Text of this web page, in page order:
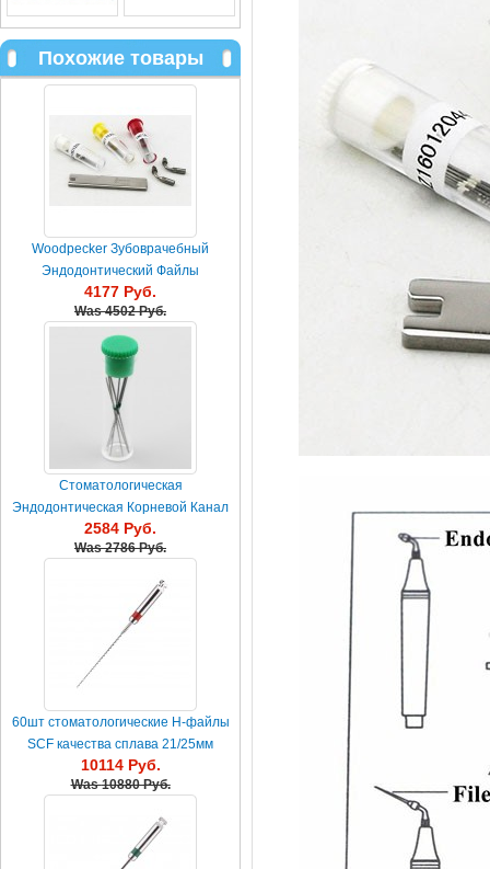
Похожие товары
Woodpecker Зубоврачебный
Эндодонтический Файлы
стоматологические канал корня
4177 Руб.
Was4502 Руб.
Стоматологическая
Эндодонтическая Корневой Канал
Файлы #35
2584 Руб.
Was2786 Руб.
60шт стоматологические H-файлы
SCF качества сплава 21/25мм
10114 Руб.
Was10880 Руб.